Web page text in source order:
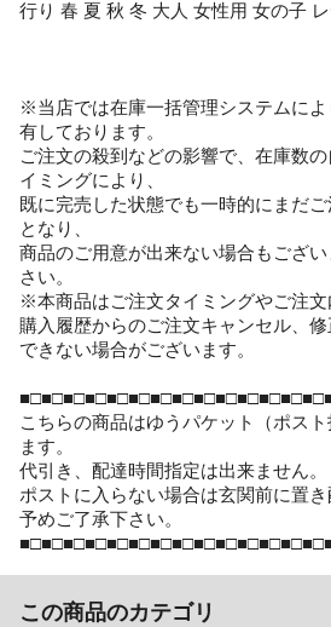
行り 春 夏 秋 冬 大人 女性用 女の子
※当店では在庫一括管理システムに
有しております。
ご注文の殺到などの影響で、在庫数
イミングにより、
既に完売した状態でも一時的にまだ
となり、
商品のご用意が出来ない場合もござ
さい。
※本商品はご注文タイミングやご注文
購入履歴からのご注文キャンセル、
できない場合がございます。
こちらの商品はゆうパケット（ポス
ます。
代引き、配達時間指定は出来ません。
ポストに入らない場合は玄関前に置き
予めご了承下さい。
この商品のカテゴリ